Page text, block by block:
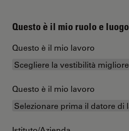
Questo è il mio ruolo e
Questo è il mio lavoro
Questo è il mio lavoro